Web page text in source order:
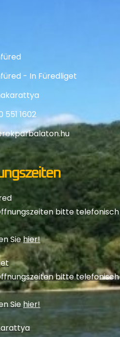
- In Füredliget
551 1602
bitte telefonisch
Siehier!
bitte telefonisch
Sie hier!